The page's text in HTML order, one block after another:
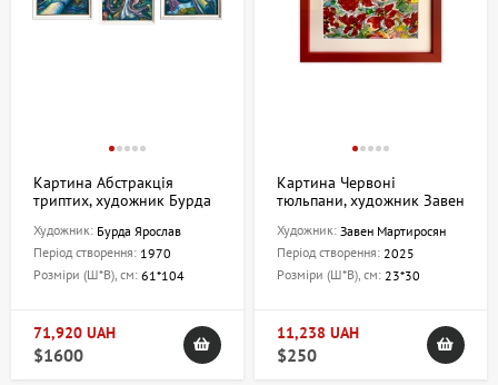
Картина Абстракція
триптих, художник Бурда
Художник: Бурда Ярослав
Період створення: 1970
Розміри (Ш*В), см: 61*104
71,920 UAH
$1600
Картина Червоні
тюльпани, художник Завен
Художник: Завен Мартиросян
Період створення: 2025
Розміри (Ш*В), см: 23*30
11,238 UAH
$250